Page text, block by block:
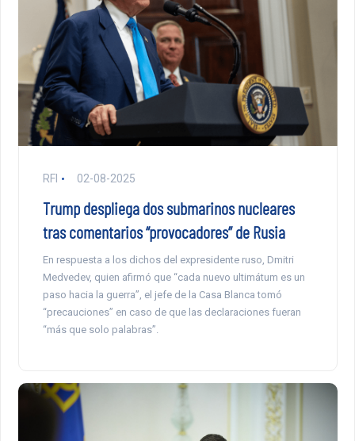
RFI 02-08-2025
Trump despliega dos submarinos nucleares
tras comentarios “provocadores” de Rusia
En respuesta a los dichos del expresidente ruso, Dmitri
Medvedev, quien afirmó que “cada nuevo ultimátum es un
paso hacia la guerra”, el jefe de la Casa Blanca tomó
“precauciones” en caso de que las declaraciones fueran
“más que solo palabras”.